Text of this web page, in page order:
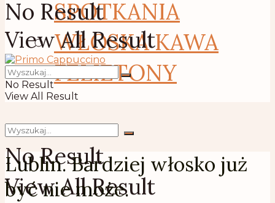
SPOTKANIA
WŁOSKA KAWA
FELIETONY
No Result
View All Result
No Result
View All Result
No Result
View All Result
Lublin. Bardziej włosko już
być nie może.